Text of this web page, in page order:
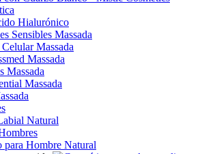
Hialurónico
Sensibles Massada
Massada
Massada
Massada
Massada
Natural
para Hombre Natural